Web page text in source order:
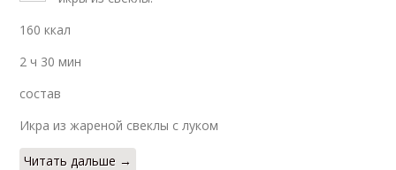
160 ккал
2 ч 30 мин
состав
Икра из жареной свеклы с луком
Читать дальше →